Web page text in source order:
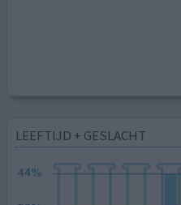
LEEFTIJD + GESLACHT